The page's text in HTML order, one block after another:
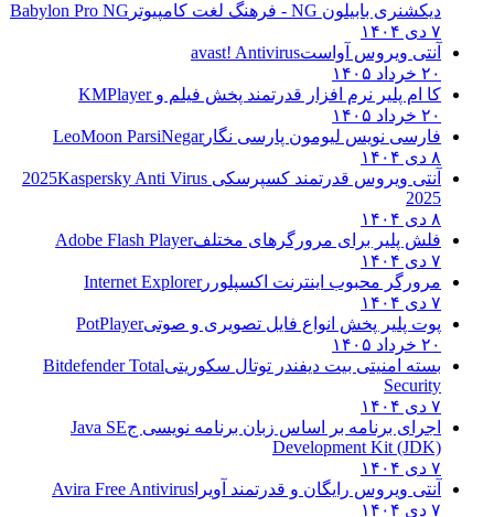
دیکشنری بابیلون NG - فرهنگ لغت کامپیوتر
Babylon Pro NG
۷ دی ۱۴۰۴
آنتی ویروس آواستavast! Antivirus
۲۰ خرداد ۱۴۰۵
کا ام پلیر نرم افزار قدرتمند پخش فیلم وKMPlayer
۲۰ خرداد ۱۴۰۵
فارسی نویس لیومون پارسی نگارLeoMoon ParsiNegar
۸ دی ۱۴۰۴
آنتی ویروس قدرتمند کسپرسکی 2025 Kaspersky Anti Virus
2025
۸ دی ۱۴۰۴
فلش پلیر برای مرورگرهای مختلفAdobe Flash Player
۷ دی ۱۴۰۴
مرورگر محبوب اینترنت اکسپلوررInternet Explorer
۷ دی ۱۴۰۴
پوت پلیر پخش انواع فایل تصویری و صوتیPotPlayer
۲۰ خرداد ۱۴۰۵
بسته امنیتی بیت دیفندر توتال سکوریتیBitdefender Total
Security
۷ دی ۱۴۰۴
اجرای برنامه بر اساس زبان برنامه نویسی جJava SE
Development Kit (JDK)
۷ دی ۱۴۰۴
آنتی ویروس رایگان و قدرتمند آویرا Avira Free Antivirus
۷ دی ۱۴۰۴